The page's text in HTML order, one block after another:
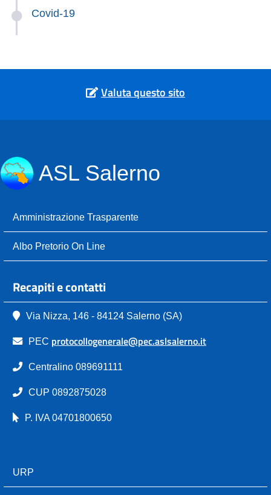
Covid-19
Valuta questo sito
ASL Salerno
Amministrazione Trasparente
Albo Pretorio On Line
Recapiti e contatti
Via Nizza, 146 - 84124 Salerno (SA)
PEC protocollogenerale@pec.aslsalerno.it
Centralino 089691111
CUP 0892875028
P. IVA 04701800650
URP